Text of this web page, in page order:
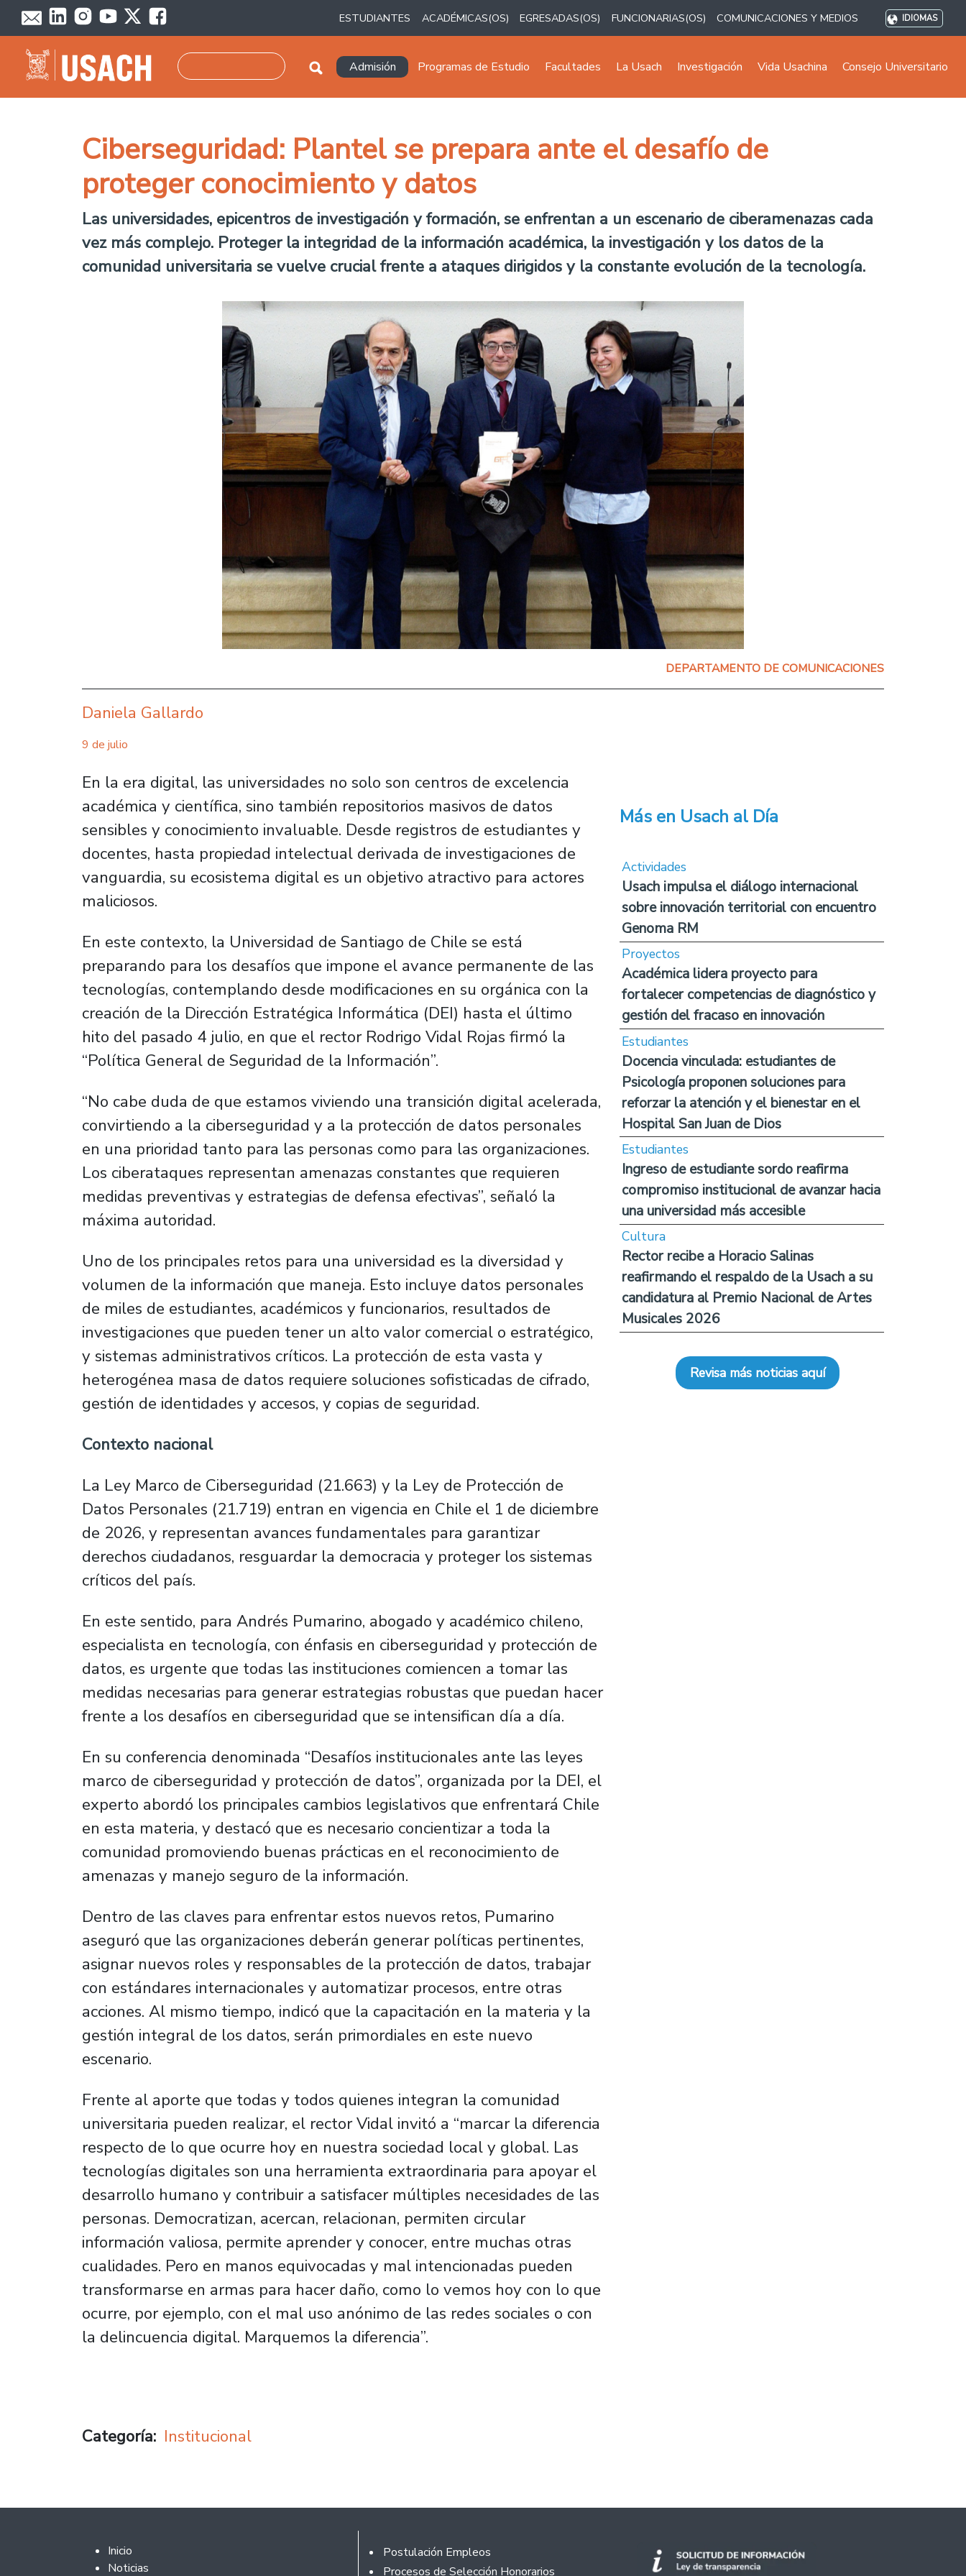
Pasar al contenido principal
ESTUDIANTES ACADÉMICAS(OS) EGRESADAS(OS) FUNCIONARIAS(OS) COMUNICACIONES Y MEDIOS IDIOMAS
Navegación principal
Admisión Programas de Estudio Facultades La Usach Investigación Vida Usachina Consejo Universitario
Ciberseguridad: Plantel se prepara ante el desafío de
proteger conocimiento y datos
Las universidades, epicentros de investigación y formación, se enfrentan a un escenario de ciberamenazas cada
vez más complejo. Proteger la integridad de la información académica, la investigación y los datos de la
comunidad universitaria se vuelve crucial frente a ataques dirigidos y la constante evolución de la tecnología.
DEPARTAMENTO DE COMUNICACIONES
Daniela Gallardo
9 de julio
En la era digital, las universidades no solo son centros de excelencia
académica y científica, sino también repositorios masivos de datos
sensibles y conocimiento invaluable. Desde registros de estudiantes y
docentes, hasta propiedad intelectual derivada de investigaciones de
vanguardia, su ecosistema digital es un objetivo atractivo para actores
maliciosos.
En este contexto, la Universidad de Santiago de Chile se está
preparando para los desafíos que impone el avance permanente de las
tecnologías, contemplando desde modificaciones en su orgánica con la
creación de la Dirección Estratégica Informática (DEI) hasta el último
hito del pasado 4 julio, en que el rector Rodrigo Vidal Rojas firmó la
“Política General de Seguridad de la Información”.
“No cabe duda de que estamos viviendo una transición digital acelerada,
convirtiendo a la ciberseguridad y a la protección de datos personales
en una prioridad tanto para las personas como para las organizaciones.
Los ciberataques representan amenazas constantes que requieren
medidas preventivas y estrategias de defensa efectivas”, señaló la
máxima autoridad.
Uno de los principales retos para una universidad es la diversidad y
volumen de la información que maneja. Esto incluye datos personales
de miles de estudiantes, académicos y funcionarios, resultados de
investigaciones que pueden tener un alto valor comercial o estratégico,
y sistemas administrativos críticos. La protección de esta vasta y
heterogénea masa de datos requiere soluciones sofisticadas de cifrado,
gestión de identidades y accesos, y copias de seguridad.
Contexto nacional
La Ley Marco de Ciberseguridad (21.663) y la Ley de Protección de
Datos Personales (21.719) entran en vigencia en Chile el 1 de diciembre
de 2026, y representan avances fundamentales para garantizar
derechos ciudadanos, resguardar la democracia y proteger los sistemas
críticos del país.
En este sentido, para Andrés Pumarino, abogado y académico chileno,
especialista en tecnología, con énfasis en ciberseguridad y protección de
datos, es urgente que todas las instituciones comiencen a tomar las
medidas necesarias para generar estrategias robustas que puedan hacer
frente a los desafíos en ciberseguridad que se intensifican día a día.
En su conferencia denominada “Desafíos institucionales ante las leyes
marco de ciberseguridad y protección de datos”, organizada por la DEI, el
experto abordó los principales cambios legislativos que enfrentará Chile
en esta materia, y destacó que es necesario concientizar a toda la
comunidad promoviendo buenas prácticas en el reconocimiento de
amenazas y manejo seguro de la información.
Dentro de las claves para enfrentar estos nuevos retos, Pumarino
aseguró que las organizaciones deberán generar políticas pertinentes,
asignar nuevos roles y responsables de la protección de datos, trabajar
con estándares internacionales y automatizar procesos, entre otras
acciones. Al mismo tiempo, indicó que la capacitación en la materia y la
gestión integral de los datos, serán primordiales en este nuevo
escenario.
Frente al aporte que todas y todos quienes integran la comunidad
universitaria pueden realizar, el rector Vidal invitó a “marcar la diferencia
respecto de lo que ocurre hoy en nuestra sociedad local y global. Las
tecnologías digitales son una herramienta extraordinaria para apoyar el
desarrollo humano y contribuir a satisfacer múltiples necesidades de las
personas. Democratizan, acercan, relacionan, permiten circular
información valiosa, permite aprender y conocer, entre muchas otras
cualidades. Pero en manos equivocadas y mal intencionadas pueden
transformarse en armas para hacer daño, como lo vemos hoy con lo que
ocurre, por ejemplo, con el mal uso anónimo de las redes sociales o con
la delincuencia digital. Marquemos la diferencia”.
Categoría Institucional
Más en Usach al Día
Actividades
Usach impulsa el diálogo internacional
sobre innovación territorial con encuentro
Genoma RM
Proyectos
Académica lidera proyecto para
fortalecer competencias de diagnóstico y
gestión del fracaso en innovación
Estudiantes
Docencia vinculada: estudiantes de
Psicología proponen soluciones para
reforzar la atención y el bienestar en el
Hospital San Juan de Dios
Estudiantes
Ingreso de estudiante sordo reafirma
compromiso institucional de avanzar hacia
una universidad más accesible
Cultura
Rector recibe a Horacio Salinas
reafirmando el respaldo de la Usach a su
candidatura al Premio Nacional de Artes
Musicales 2026
Revisa más noticias aquí
Footer 2
Inicio
Noticias
Footer
Postulación Empleos
Procesos de Selección Honorarios